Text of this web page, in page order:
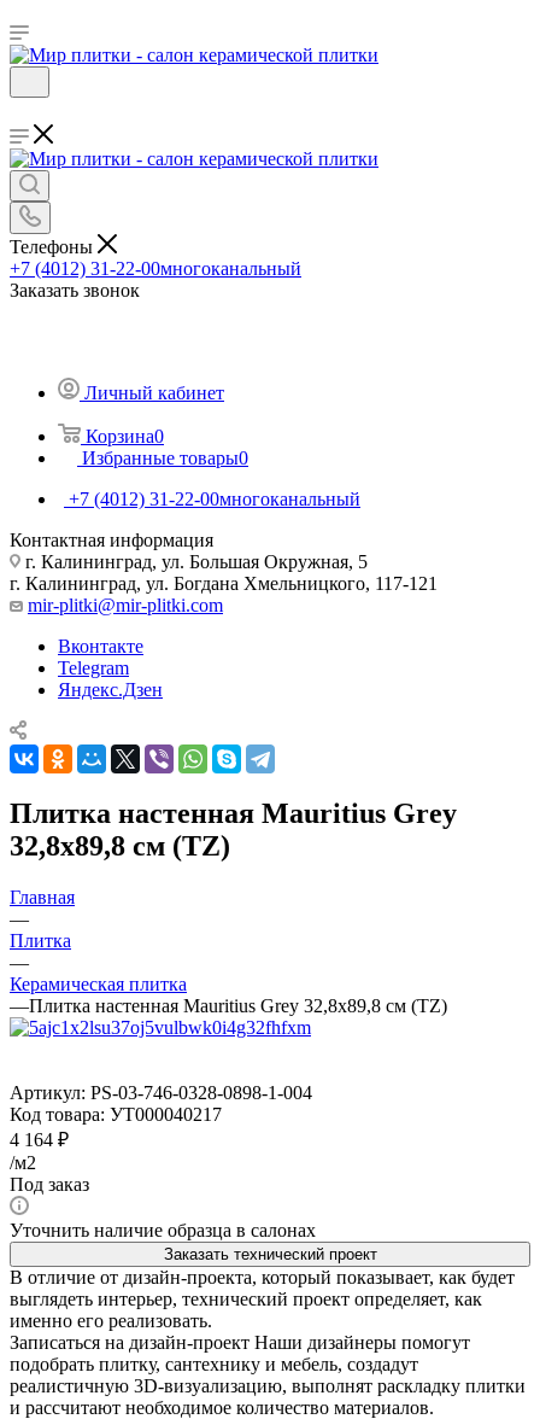
Телефоны
+7 (4012) 31-22-00многоканальный
Заказать звонок
Личный кабинет
Корзина0
Избранные товары0
+7 (4012) 31-22-00многоканальный
Контактная информация
г. Калининград, ул. Большая Окружная, 5
г. Калининград, ул. Богдана Хмельницкого, 117-121
mir-plitki@mir-plitki.com
Вконтакте
Telegram
Яндекс.Дзен
Плитка настенная Mauritius Grey
32,8x89,8 см (TZ)
Главная
—
Плитка
—
Керамическая плитка
—Плитка настенная Mauritius Grey 32,8x89,8 см (TZ)
Артикул: PS-03-746-0328-0898-1-004
Код товара: УТ000040217
4 164 ₽
/м2
Под заказ
Уточнить наличие образца в салонах
Заказать технический проект
В отличие от дизайн-проекта, который показывает, как будет
выглядеть интерьер, технический проект определяет, как
именно его реализовать.
Записаться на дизайн-проект Наши дизайнеры помогут
подобрать плитку, сантехнику и мебель, создадут
реалистичную 3D-визуализацию, выполнят раскладку плитки
и рассчитают необходимое количество материалов.